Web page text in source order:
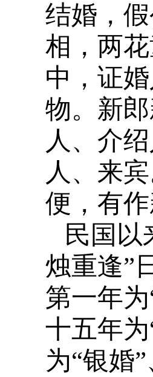
结婚，
相，两
中，证
物。新
人、介
人、来
便，有
民国以
烛重逢”
第一年
十五年
为“银婚